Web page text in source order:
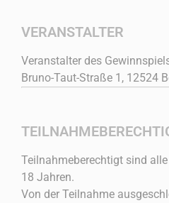
VERANSTALTER
Veranstalter des
Bruno-Taut-Straße 1, 12524
Teilnahmeberechtigt sind
18 Jahren.
Von der Teilnahme